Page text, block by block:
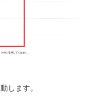
します。